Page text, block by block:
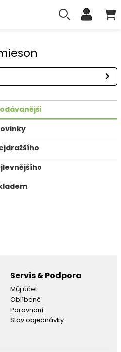
Servis & Podpora
Můj účet
Oblíbené
Porovnání
Stav objednávky